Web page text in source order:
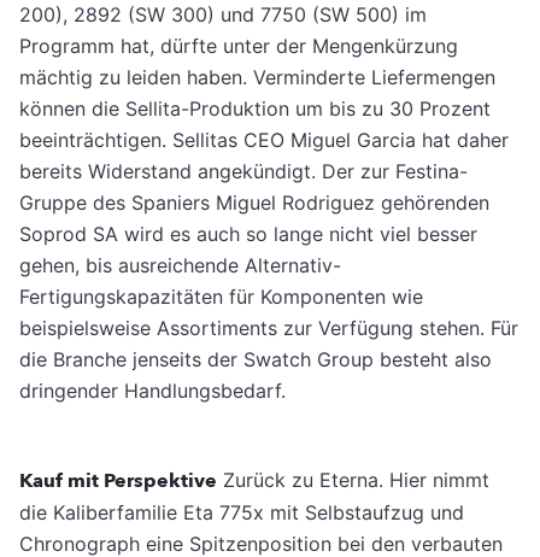
200), 2892 (SW 300) und 7750 (SW 500) im
Programm hat, dürfte unter der Mengenkürzung
mächtig zu leiden haben. Verminderte Liefermengen
können die Sellita-Produktion um bis zu 30 Prozent
beeinträchtigen. Sellitas CEO Miguel Garcia hat daher
bereits Widerstand angekündigt. Der zur Festina-
Gruppe des Spaniers Miguel Rodriguez gehörenden
Soprod SA wird es auch so lange nicht viel besser
gehen, bis ausreichende Alternativ-
Fertigungskapazitäten für Komponenten wie
beispielsweise Assortiments zur Verfügung stehen. Für
die Branche jenseits der Swatch Group besteht also
dringender Handlungsbedarf.
Kauf mit Perspektive Zurück zu Eterna. Hier nimmt
die Kaliberfamilie Eta 775x mit Selbstaufzug und
Chronograph eine Spitzenposition bei den verbauten